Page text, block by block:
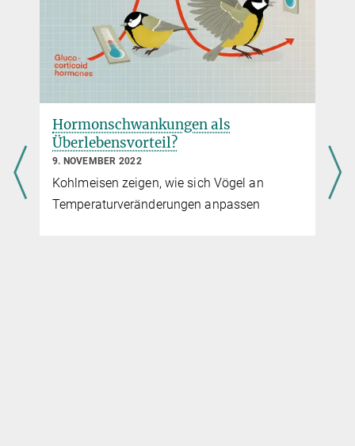
Hormonschwankungen als
Überlebensvorteil?
9. NOVEMBER 2022
Kohlmeisen zeigen, wie sich Vögel an
Temperaturveränderungen anpassen